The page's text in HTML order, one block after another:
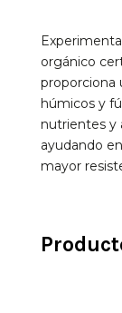
orgánico
proporciona
húmicos y
nutrientes y
ayudando
mayor